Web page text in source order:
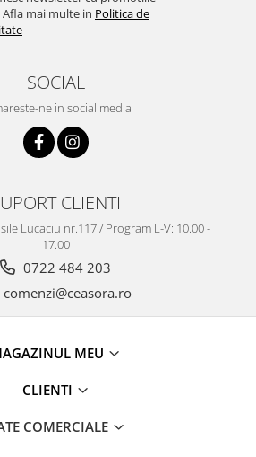
mai multe in Politica de
SOCIAL
ne in social media
CLIENTI
Lucaciu nr.117 / Program L-V: 10.00 -
17.00
0722 484 203
comenzi@ceasora.ro
MEU
CLIENTI
COMERCIALE